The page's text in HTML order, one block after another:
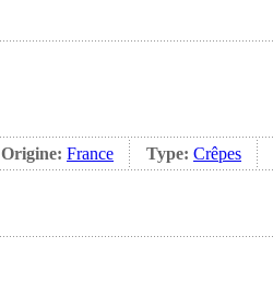
Origine: France Type: Crêpes